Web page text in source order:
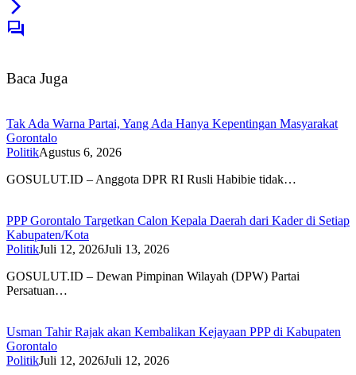
Baca Juga
Tak Ada Warna Partai, Yang Ada Hanya Kepentingan Masyarakat
Gorontalo
PolitikAgustus 6, 2026
GOSULUT.ID – Anggota DPR RI Rusli Habibie tidak…
PPP Gorontalo Targetkan Calon Kepala Daerah dari Kader di Setiap
Kabupaten/Kota
PolitikJuli 12, 2026Juli 13, 2026
GOSULUT.ID – Dewan Pimpinan Wilayah (DPW) Partai
Persatuan…
Usman Tahir Rajak akan Kembalikan Kejayaan PPP di Kabupaten
Gorontalo
PolitikJuli 12, 2026Juli 12, 2026